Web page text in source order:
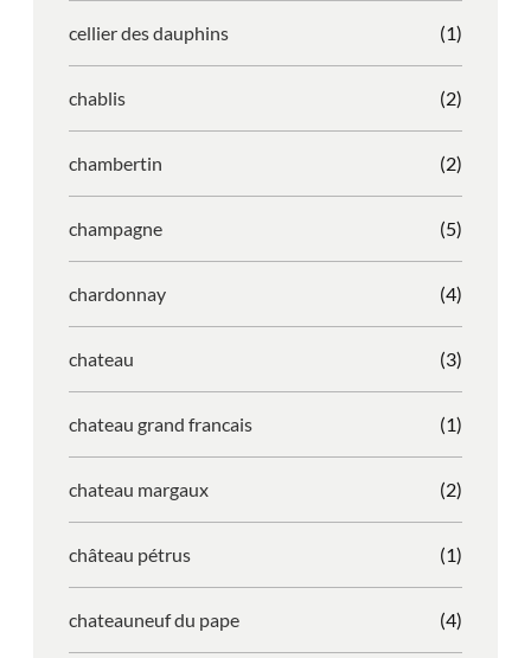
cellier des dauphins (1)
chablis (2)
chambertin (2)
champagne (5)
chardonnay (4)
chateau (3)
chateau grand francais (1)
chateau margaux (2)
château pétrus (1)
chateauneuf du pape (4)